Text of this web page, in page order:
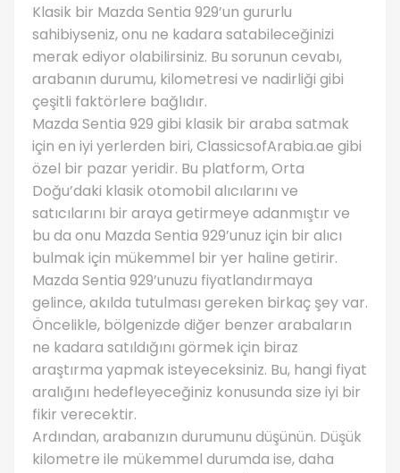
Klasik bir Mazda Sentia 929’un gururlu
sahibiyseniz, onu ne kadara satabileceğinizi
merak ediyor olabilirsiniz. Bu sorunun cevabı,
arabanın durumu, kilometresi ve nadirliği gibi
çeşitli faktörlere bağlıdır.
Mazda Sentia 929 gibi klasik bir araba satmak
için en iyi yerlerden biri, ClassicsofArabia.ae gibi
özel bir pazar yeridir. Bu platform, Orta
Doğu’daki klasik otomobil alıcılarını ve
satıcılarını bir araya getirmeye adanmıştır ve
bu da onu Mazda Sentia 929’unuz için bir alıcı
bulmak için mükemmel bir yer haline getirir.
Mazda Sentia 929’unuzu fiyatlandırmaya
gelince, akılda tutulması gereken birkaç şey var.
Öncelikle, bölgenizde diğer benzer arabaların
ne kadara satıldığını görmek için biraz
araştırma yapmak isteyeceksiniz. Bu, hangi fiyat
aralığını hedefleyeceğiniz konusunda size iyi bir
fikir verecektir.
Ardından, arabanızın durumunu düşünün. Düşük
kilometre ile mükemmel durumda ise, daha